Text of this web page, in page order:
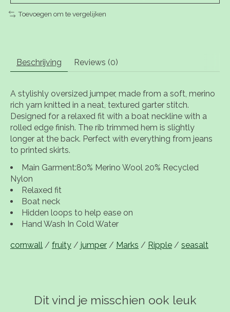
Toevoegen om te vergelijken
Beschrijving Reviews (0)
A stylishly oversized jumper, made from a soft, merino
rich yarn knitted in a neat, textured garter stitch.
Designed for a relaxed fit with a boat neckline with a
rolled edge finish. The rib trimmed hem is slightly
longer at the back. Perfect with everything from jeans
to printed skirts.
Main Garment:80% Merino Wool 20% Recycled
Nylon
Relaxed fit
Boat neck
Hidden loops to help ease on
Hand Wash In Cold Water
cornwall / fruity / jumper / Marks / Ripple / seasalt
Dit vind je misschien ook leuk